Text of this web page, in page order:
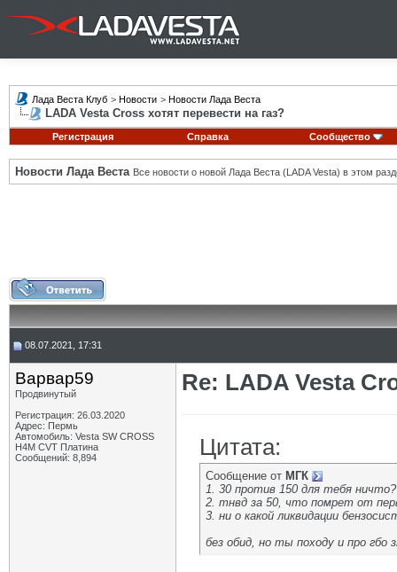
Лада Веста Клуб > Новости > Новости Лада Веста
LADA Vesta Cross хотят перевести на газ?
Регистрация Справка Сообщество
Новости Лада Веста Все новости о новой Лада Веста (LADA Vesta) в этом
08.07.2021, 17:31
Варвар59
Продвинутый
Регистрация: 26.03.2020
Адрес: Пермь
Автомобиль: Vesta SW CROSS
H4M CVT Платина
Сообщений: 8,894
Re: LADA Vesta
Цитата:
Сообщение от МГК
1. 30 против 150 для тебя ничто?
2. тнвд за 50, что помрет от
3. ни о какой ликвидации
без обид, но ты походу и про